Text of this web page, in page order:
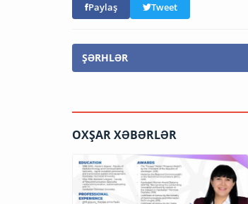
Paylaş Tweet
ŞƏRHLƏR
OXŞAR XƏBƏRLƏR